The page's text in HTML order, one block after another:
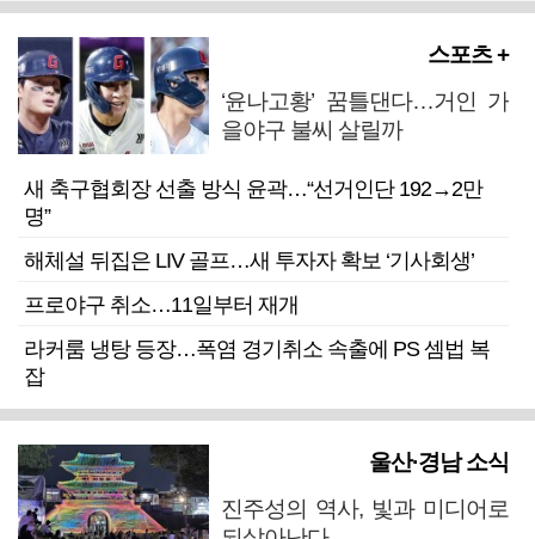
스포츠 +
‘윤나고황’ 꿈틀댄다…거인 가
을야구 불씨 살릴까
새 축구협회장 선출 방식 윤곽…“선거인단 192→2만
명”
해체설 뒤집은 LIV 골프…새 투자자 확보 ‘기사회생’
프로야구 취소…11일부터 재개
라커룸 냉탕 등장…폭염 경기취소 속출에 PS 셈법 복
잡
울산·경남 소식
진주성의 역사, 빛과 미디어로